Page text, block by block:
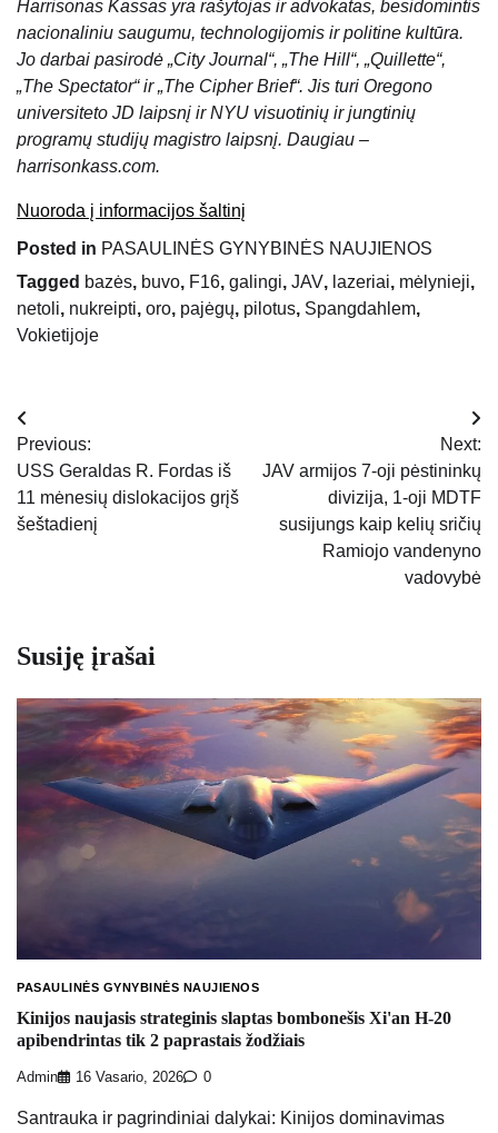
Harrisonas Kassas yra rašytojas ir advokatas, besidomintis
nacionaliniu saugumu, technologijomis ir politine kultūra.
Jo darbai pasirodė „City Journal“, „The Hill“, „Quillette“,
„The Spectator“ ir „The Cipher Brief“. Jis turi Oregono
universiteto JD laipsnį ir NYU visuotinių ir jungtinių
programų studijų magistro laipsnį. Daugiau –
harrisonkass.com.
Nuoroda į informacijos šaltinį
Posted in PASAULINĖS GYNYBINĖS NAUJIENOS
Tagged bazės, buvo, F16, galingi, JAV, lazeriai, mėlynieji,
netoli, nukreipti, oro, pajėgų, pilotus, Spangdahlem,
Vokietijoje
Navigacija
tarp
įrašų
Previous:
USS Geraldas R. Fordas iš
11 mėnesių dislokacijos grįš
šeštadienį
Next:
JAV armijos 7-oji pėstininkų
divizija, 1-oji MDTF
susijungs kaip kelių sričių
Ramiojo vandenyno
vadovybė
Susiję įrašai
PASAULINĖS GYNYBINĖS NAUJIENOS
Kinijos naujasis strateginis slaptas bombonešis Xi'an H-20
apibendrintas tik 2 paprastais žodžiais
Admin 16 Vasario, 2026 0
Santrauka ir pagrindiniai dalykai: Kinijos dominavimas